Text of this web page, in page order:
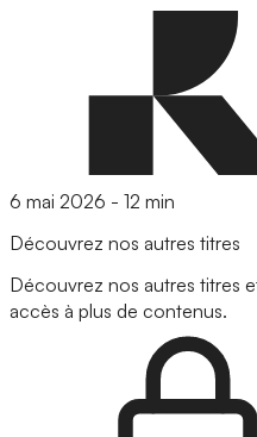
6 mai 2026 - 12 min
Découvrez nos autres titres
Découvrez nos autres titres
accès à plus de contenus.